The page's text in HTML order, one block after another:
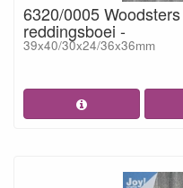
6320/0005
reddingsboei -
39x40/30x24/36x36mm